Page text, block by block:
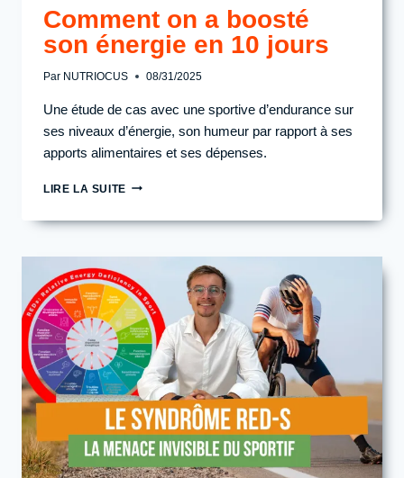
Comment on a boosté
son énergie en 10 jours
Par NUTRIOCUS 08/31/2025
Une étude de cas avec une sportive d’endurance sur
ses niveaux d’énergie, son humeur par rapport à ses
apports alimentaires et ses dépenses.
LIRE LA SUITECOMMENT
A
EN
10
JOURS